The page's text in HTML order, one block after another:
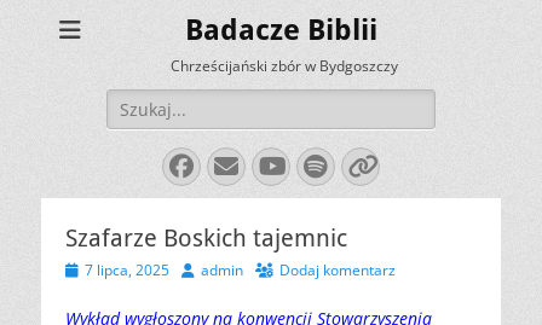
Badacze Biblii
Chrześcijański zbór w Bydgoszczy
Szukaj:
Facebook
E-
mail
YouTube
Spotify
Link
Szafarze Boskich tajemnic
Opublikowano
7 lipca, 2025 Autoradmin Dodaj komentarz
Wykład wygłoszony na konwencji Stowarzyszenia